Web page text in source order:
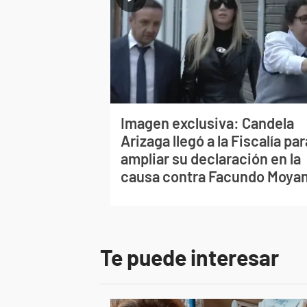
Imagen exclusiva: Candela
Arizaga llegó a la Fiscalía
ampliar su declaración en la
causa contra Facundo
Te puede interesar